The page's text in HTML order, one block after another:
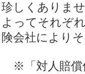
珍しくありま
よってそれぞ
険会社により
※「対人賠償